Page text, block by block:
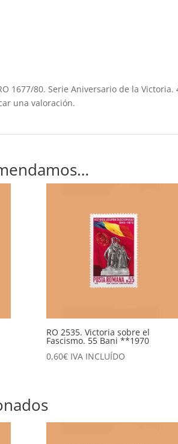
1677/80. Serie Aniversario de la Victoria.
una valoración.
RO 2535. Victoria sobre el
Fascismo. 55 Bani **1970
0,60€ IVA INCLUÍDO